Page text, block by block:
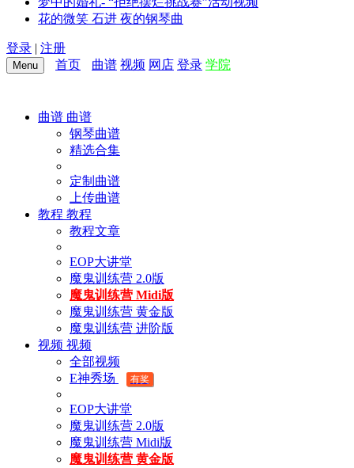
花的微笑 石进 夜的钢琴曲
登录 | 注册
Menu 首页 曲谱 视频 网店 登录 学院
曲谱 曲谱
钢琴曲谱
精选合集
定制曲谱
上传曲谱
教程 教程
教程文章
EOP大讲堂
魔鬼训练营 2.0版
魔鬼训练营 Midi版
魔鬼训练营 黄金版
魔鬼训练营 进阶版
视频 视频
全部视频
E神秀场
有奖
EOP大讲堂
魔鬼训练营 2.0版
魔鬼训练营 Midi版
魔鬼训练营 黄金版